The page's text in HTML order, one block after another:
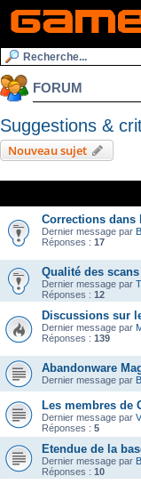
FORUM
Suggestions &
Nouveau sujet
Corrections dans
Dernier message par
Réponses : 17
Qualité des scans
Dernier message par
Réponses : 12
Discussions sur
Dernier message par
Réponses : 139
Abandonware
Dernier message par
Les membres de
Dernier message par
Réponses : 5
Etendue de la
Dernier message par
Réponses : 10